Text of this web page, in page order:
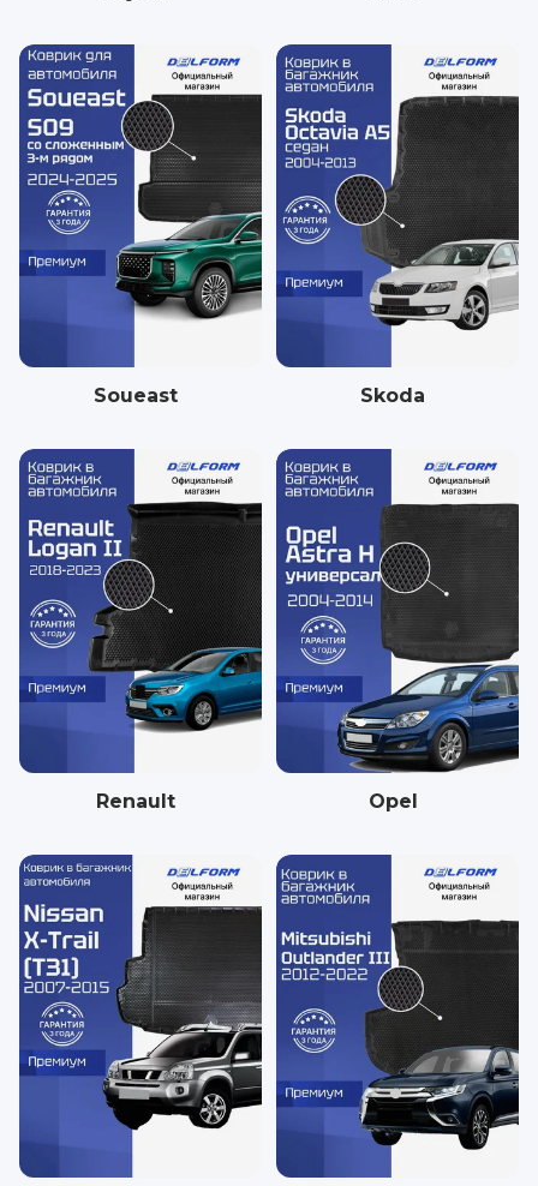
Soueast Skoda
Renault Opel